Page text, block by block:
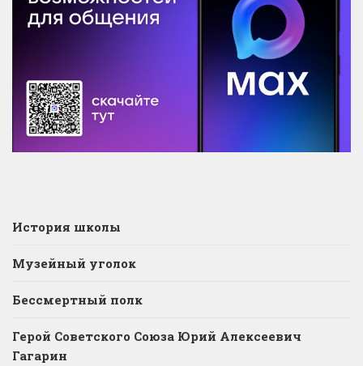
История школы
Музейный уголок
Бессмертный полк
Герой Советского Союза Юрий Алексеевич
Гагарин